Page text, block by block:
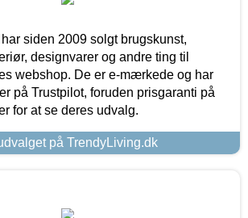
siden 2009 solgt brugskunst,
designvarer og andre ting til
webshop. De er e-mærkede og har
på Trustpilot, foruden prisgaranti på
for at se deres udvalg.
på TrendyLiving.dk